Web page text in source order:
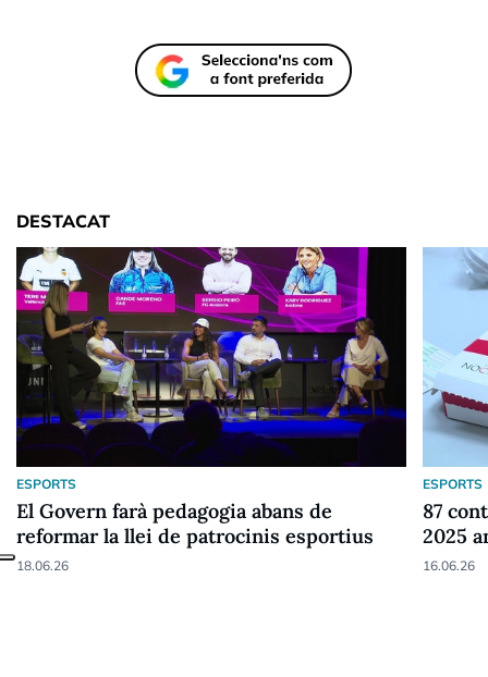
DESTACAT
ESPORTS
El Govern farà pedagogia abans de
reformar la llei de patrocinis esportius
18.06.26
ESPORTS
87
2025
16.06.26